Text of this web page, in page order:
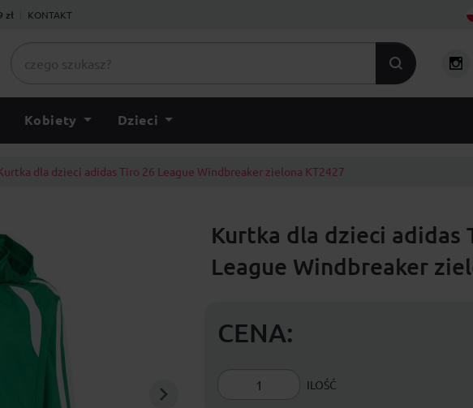
zł KONTAKT
Kobiety Dzieci
dla dzieci adidas Tiro 26 League Windbreaker zielona KT2427
Kurtka dla dzieci adidas
League Windbreaker
CENA:
ILOŚĆ